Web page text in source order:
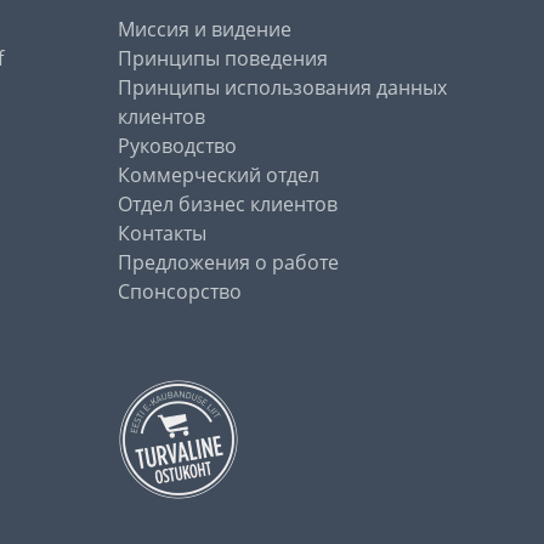
Миссия и видение
Принципы поведения
Принципы использования данных
клиентов
Руководство
Коммерческий отдел
Отдел бизнес клиентов
Контакты
Предложения о работе
Спонсорство